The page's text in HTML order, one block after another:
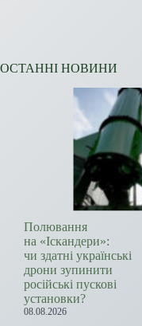
ОСТАННІ НОВИНИ
Полювання
на «Іскандери»:
чи здатні українські
дрони зупинити
російські пускові
установки?
08.08.2026